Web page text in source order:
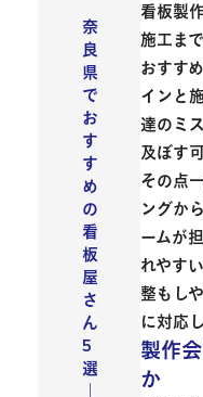
看板製
施工ま
おすすめ
インと
達のミ
及ぼす
その点
ングか
ームが
れやす
整もし
に対応
製作
か
会社紹介
奈
良
県
で
お
す
す
め
の
看
板
屋
さ
ん
5
選